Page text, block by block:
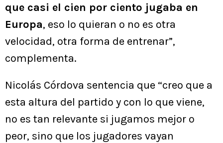
que casi el cien por ciento jugaba en
Europa, eso lo quieran o no es otra
velocidad, otra forma de entrenar”,
complementa.
Nicolás Córdova sentencia que “creo que a
esta altura del partido y con lo que viene,
no es tan relevante si jugamos mejor o
peor, sino que los jugadores vayan